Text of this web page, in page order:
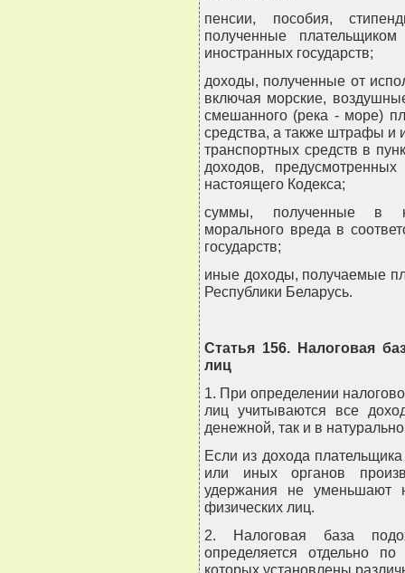
пенсии, пособия,
полученные
иностранных государств;
доходы, полученные от
включая морские,
смешанного (река - море)
средства, а также штрафы и
транспортных средств в
доходов,
настоящего Кодекса;
суммы, полученные в
морального вреда в
государств;
иные доходы, получаемые
Республики Беларусь.
Статья 156. Налоговая
лиц
1. При определении
лиц учитываются все
денежной, так и в
Если из дохода
или иных органов
удержания не уменьшают
физических лиц.
2. Налоговая база
определяется отдельно
которых установлены